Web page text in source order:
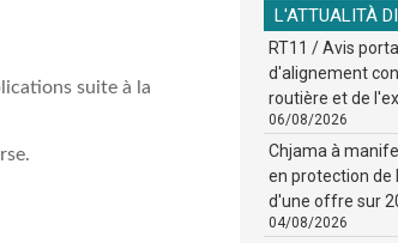
suite à la
L'ATTUALITÀ
RT11 / Avis
d'alignement
routière et de
06/08/2026
Chjama à
en protection de
d'une offre sur
04/08/2026